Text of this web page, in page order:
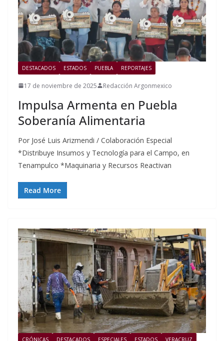
DESTACADOS ESTADOS PUEBLA REPORTAJES
17 de noviembre de 2025 Redacción Argonmexico
Impulsa Armenta en Puebla
Soberanía Alimentaria
Por José Luis Arizmendi / Colaboración Especial
*Distribuye Insumos y Tecnología para el Campo, en
Tenampulco *Maquinaria y Recursos Reactivan
Read More
CRÓNICAS DESTACADOS ESPECIALES ESTADOS VERACRUZ